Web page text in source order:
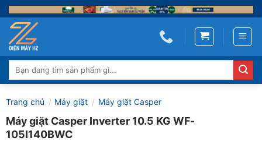
Skip
to
content
Tìm
kiếm:
Trang chủ / Máy giặt / Máy giặt Casper
Máy giặt Casper Inverter 10.5 KG WF-
105I140BWC